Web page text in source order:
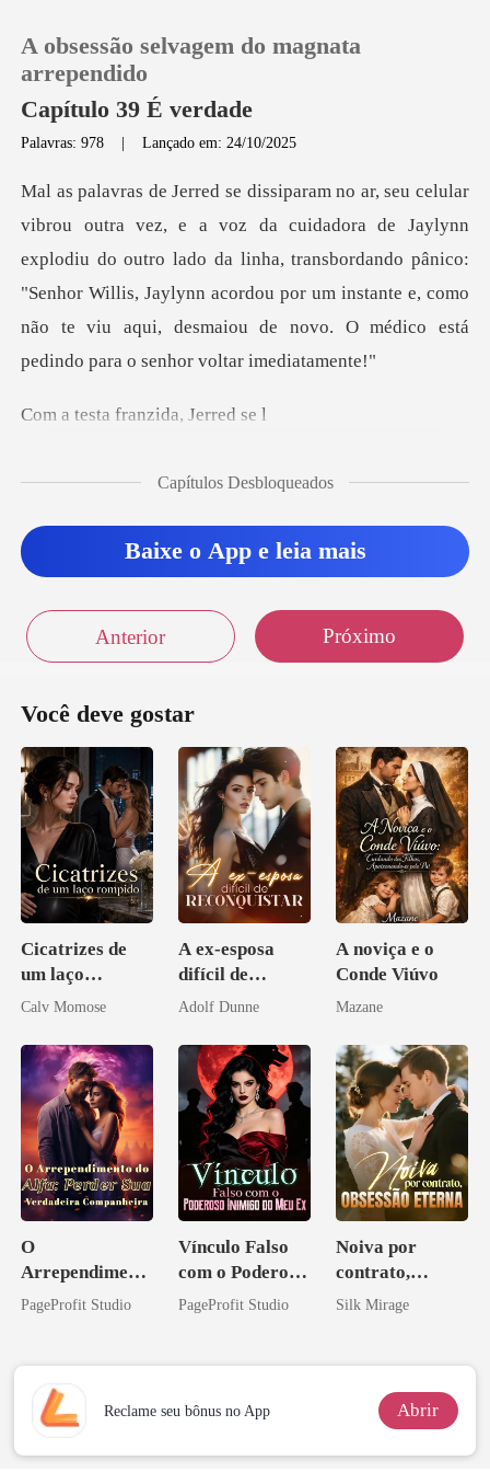
Loja
Histórico
Sair
Baixar App
A obsessão selvagem do magnata
arrependido
Capítulo 39 É verdade
Palavras: 978 |Lançado em: 24/10/2025
lynn
explodiu do outro lado da linha, transbordando pânico:
"Senhor Willis, Jaylynn acordou por um insta
franzida,
Capítulos Desbloqueados
Baixe o App e leia mais
Anterior Próximo
Você deve gostar
Cicatrizes de
um laço
rompido
Calv Momose
A ex-esposa
difícil de
reconquistar
Adolf Dunne
A noviça e o
Conde Viúvo
Mazane
O
Arrependiment
o do Alfa:
Companheira
PageProfit Studio
Vínculo Falso
com o Poderoso
Inimigo do Meu
PageProfit Studio
Noiva por
contrato,
obsessão eterna
Silk Mirage
Reclame seu bônus no App Abrir